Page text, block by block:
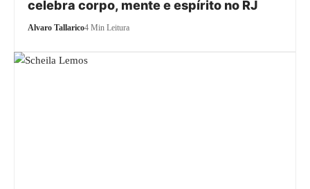
celebra corpo, mente e espírito no RJ
Alvaro Tallarico4 Min Leitura